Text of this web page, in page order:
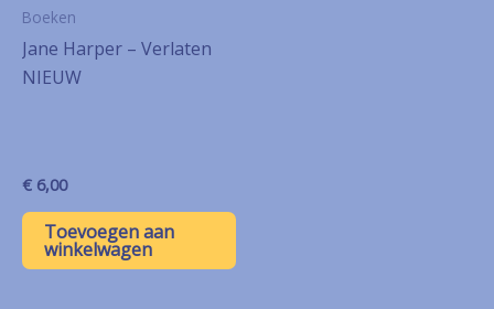
Boeken
Jane Harper – Verlaten
NIEUW
€ 6,00
Toevoegen aan
winkelwagen